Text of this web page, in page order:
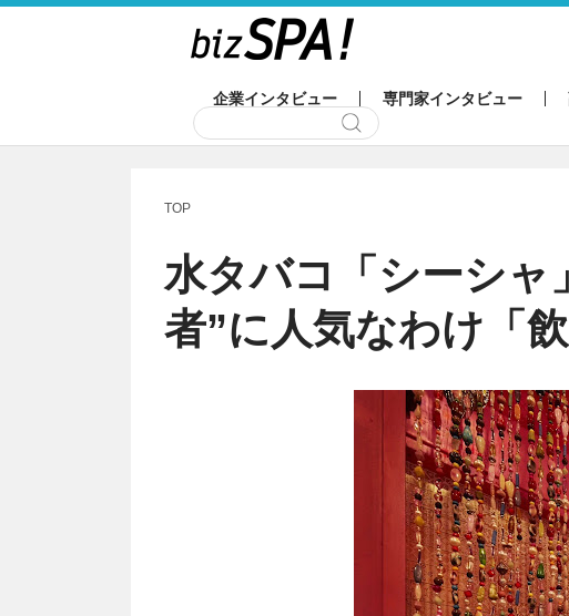
企業インタビュー 専門家インタビュー
TOP
水タバコ「シーシャ
者”に人気なわけ「